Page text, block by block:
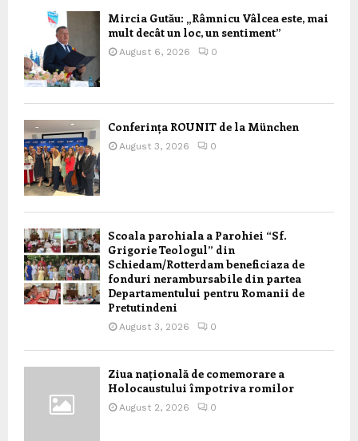
Mircia Gutău: „Râmnicu Vâlcea este, mai
mult decât un loc, un sentiment”
August 6, 2026 0
Conferința ROUNIT de la München
August 3, 2026 0
Scoala parohiala a Parohiei “Sf.
Grigorie Teologul” din
Schiedam/Rotterdam beneficiaza de
fonduri nerambursabile din partea
Departamentului pentru Romanii de
Pretutindeni
August 3, 2026 0
Ziua națională de comemorare a
Holocaustului împotriva romilor
August 2, 2026 0